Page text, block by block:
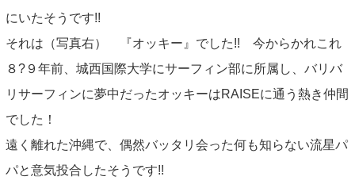
SCHOOL
にいたそうです!!
それは （写真右）
『オッキー』でした!! 今からかれこれ
８?９年前、城西国際大学にサーフィン部に所属し、バリバ
リサーフィンに夢中だったオッキーはRAISEに通う熱き仲間
でした！
遠く離れた沖縄で、偶然バッタリ会った何も知らない流星パ
パと意気投合したそうです!!